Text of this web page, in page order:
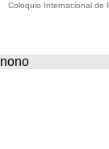
Coloquio Internacional de
nono